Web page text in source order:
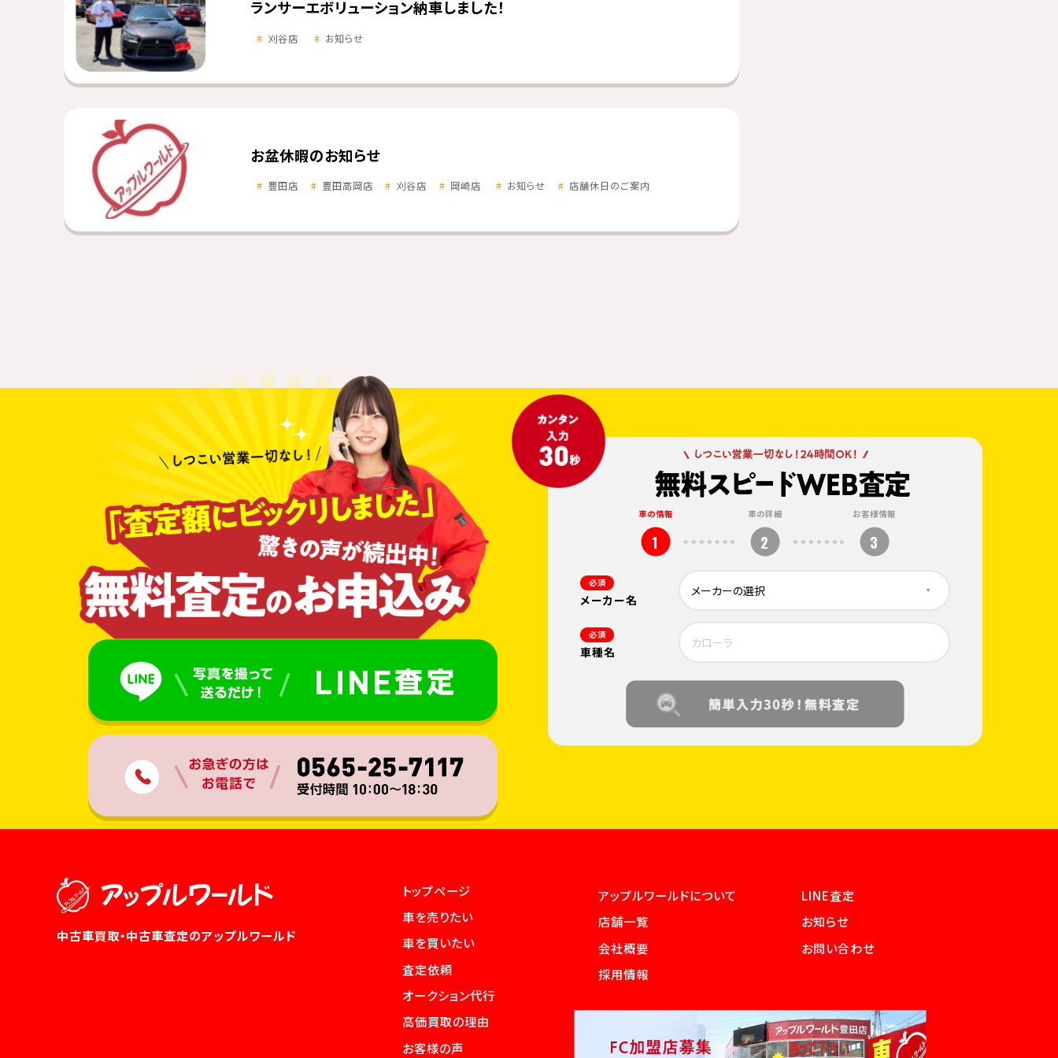
ランサーエボリューション納車しました！
刈谷店 お知らせ
お盆休暇のお知らせ
豊田店 豊田高岡店 刈谷店 岡崎店 お知らせ 店舗休日のご案内
車の情報
1
車の詳細
2
お客様情報
3
必須
メーカー名
必須
車種名
中古車買取・中古車査定のアップルワールド
トップページ
車を売りたい
車を買いたい
査定依頼
オークション代行
高価買取の理由
お客様の声
アップルワールドについて
店舗一覧
会社概要
採用情報
LINE査定
お知らせ
お問い合わせ